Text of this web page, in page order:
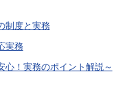
制度と実務
実務
心！実務のポイント解説～